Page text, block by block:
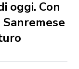
oggi. Con